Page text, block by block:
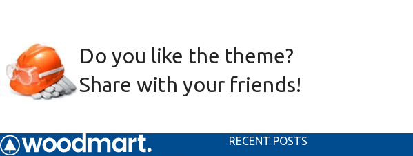
Do you like the theme?
Share with your friends!
RECENT POSTS